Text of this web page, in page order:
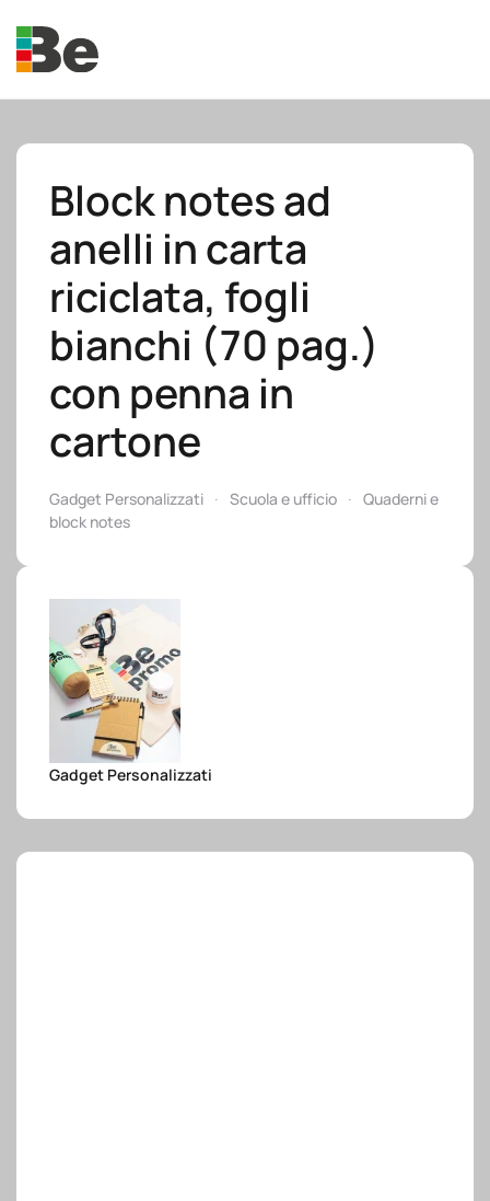
Skip to main content
Block notes ad
anelli in carta
riciclata, fogli
bianchi (70 pag.)
con penna in
cartone
Gadget Personalizzati Scuola e ufficio
Quaderni e
block notes
Gadget Personalizzati